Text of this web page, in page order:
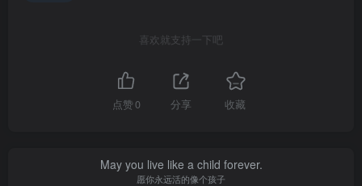
喜欢就支持一下吧
点赞0 分享 收藏
May you live like a child forever.
愿你永远活的像个孩子